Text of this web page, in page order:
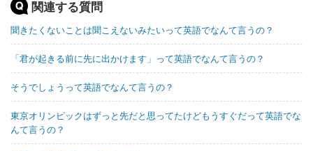
関連する質問
聞きたくないことは聞こえないみたいって英語でなんて言うの？
「君が起きる前に先に出かけます」って英語でなんて言うの？
そうでしょうって英語でなんて言うの？
東京オリンピックはずっと先だと思ってたけどもうすぐだって英語でな
んて言うの？